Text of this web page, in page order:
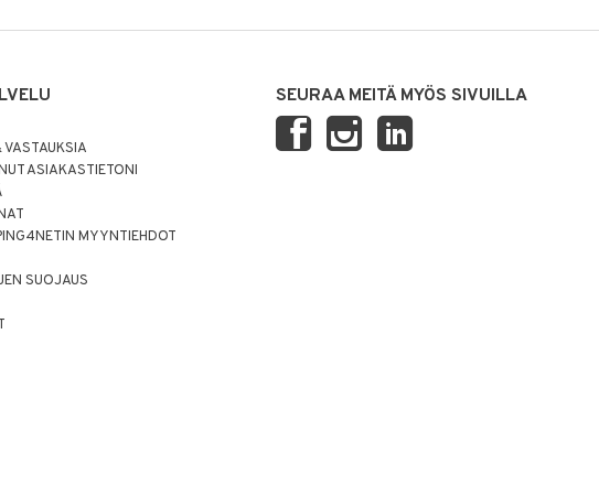
ASIAKASTIETONI
MYYNTIEHDOT
SUOJAUS
SEURAA MEITÄ MYÖS SIVUILLA